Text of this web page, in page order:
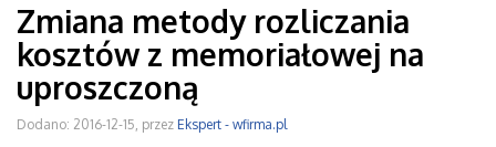
Zmiana metody rozliczania
kosztów z memoriałowej na
uproszczoną
Dodano: 2016-12-15, przez Ekspert - wfirma.pl